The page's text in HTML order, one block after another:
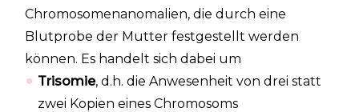
Chromosomenanomalien, die durch eine
Blutprobe der Mutter festgestellt werden
können. Es handelt sich dabei um
Trisomie, d.h. die Anwesenheit von drei statt
zwei Kopien eines Chromosoms